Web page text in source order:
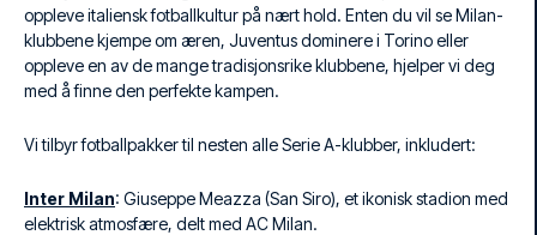
oppleve italiensk fotballkultur på nært hold. Enten du vil se Milan-
klubbene kjempe om æren, Juventus dominere i Torino eller
oppleve en av de mange tradisjonsrike klubbene, hjelper vi deg
med å finne den perfekte kampen.
Vi tilbyr fotballpakker til nesten alle Serie A-klubber, inkludert:
Inter Milan: Giuseppe Meazza (San Siro), et ikonisk stadion med
elektrisk atmosfære, delt med AC Milan.